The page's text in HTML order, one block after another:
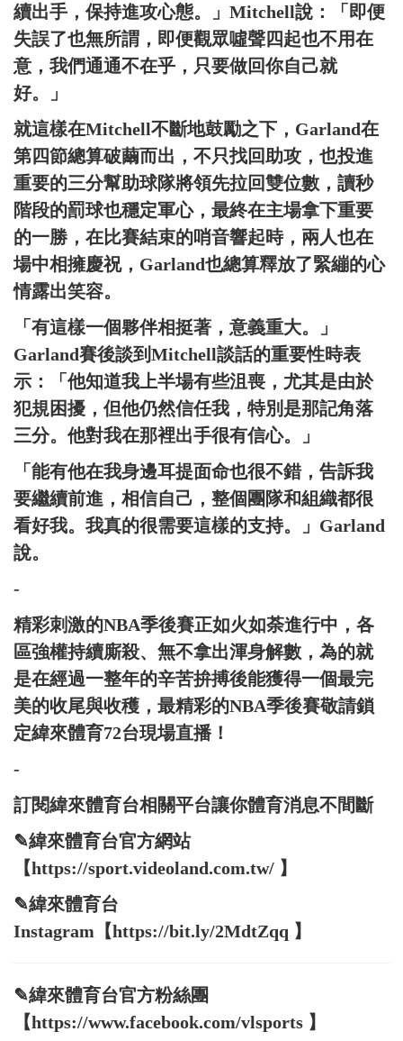
續出手，保持進攻心態。」Mitchell說：「即便
失誤了也無所謂，即便觀眾噓聲四起也不用在
意，我們通通不在乎，只要做回你自己就
好。」
就這樣在Mitchell不斷地鼓勵之下，Garland在
第四節總算破繭而出，不只找回助攻，也投進
重要的三分幫助球隊將領先拉回雙位數，讀秒
階段的罰球也穩定軍心，最終在主場拿下重要
的一勝，在比賽結束的哨音響起時，兩人也在
場中相擁慶祝，Garland也總算釋放了緊繃的心
情露出笑容。
「有這樣一個夥伴相挺著，意義重大。」
Garland賽後談到Mitchell談話的重要性時表
示：「他知道我上半場有些沮喪，尤其是由於
犯規困擾，但他仍然信任我，特別是那記角落
三分。他對我在那裡出手很有信心。」
「能有他在我身邊耳提面命也很不錯，告訴我
要繼續前進，相信自己，整個團隊和組織都很
看好我。我真的很需要這樣的支持。」Garland
說。
-
精彩刺激的NBA季後賽正如火如荼進行中，各
區強權持續廝殺、無不拿出渾身解數，為的就
是在經過一整年的辛苦拚搏後能獲得一個最完
美的收尾與收穫，最精彩的NBA季後賽敬請鎖
定緯來體育72台現場直播！
-
訂閱緯來體育台相關平台讓你體育消息不間斷
✎緯來體育台官方網站
【https://sport.videoland.com.tw/ 】
✎緯來體育台
Instagram【https://bit.ly/2MdtZqq 】
✎緯來體育台官方粉絲團
【https://www.facebook.com/vlsports 】